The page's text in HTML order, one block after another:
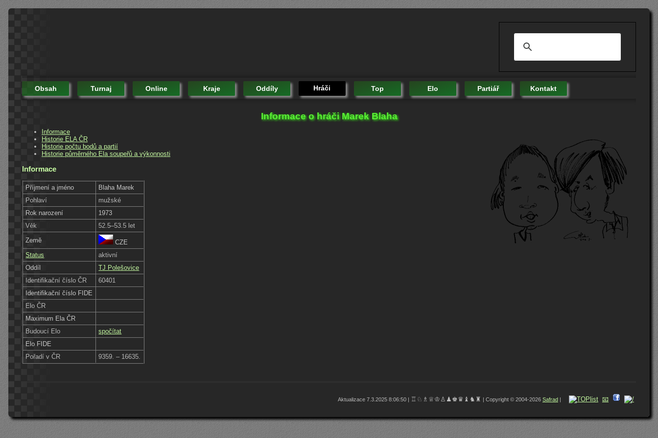
Obsah Turnaj Online Kraje Oddíly Hráči Top Elo Partiář Kontakt
Informace o hráči Marek Blaha
Informace
Historie ELA ČR
Historie počtu bodů a partií
Historie půměrného Ela soupeřů a výkonnosti
Informace
Příjmení a jméno
Blaha Marek
Pohlaví
mužské
Rok narození
1973
Věk
52.5–53.5 let
Země
CZE
Status
aktivní
Oddíl
TJ Polešovice
Identifikační číslo ČR
60401
Identifikační číslo FIDE
Elo ČR
Maximum Ela ČR
Budoucí Elo
spočítat
Elo FIDE
Pořadí v ČR
9359. – 16635.
Aktualizace 7.3.2025 8:06:50 | ♖♘♗♕♔♙♟♚♛♝♞♜ | Copyright © 2004-2026 Safrad | 📧